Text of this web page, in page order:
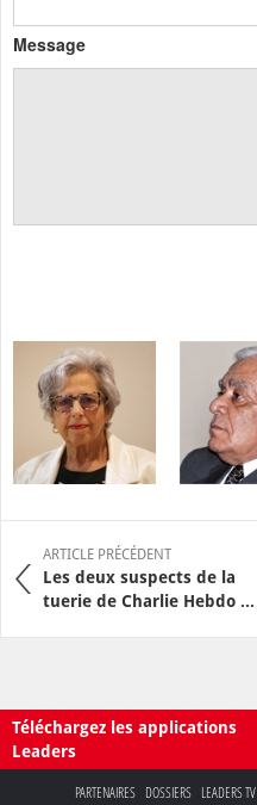
Message
ARTICLE PRÉCÉDENT
Les deux suspects de la
tuerie de Charlie Hebdo ...
Téléchargez les applications
Leaders
PARTENAIRES DOSSIERS LEADERS TV